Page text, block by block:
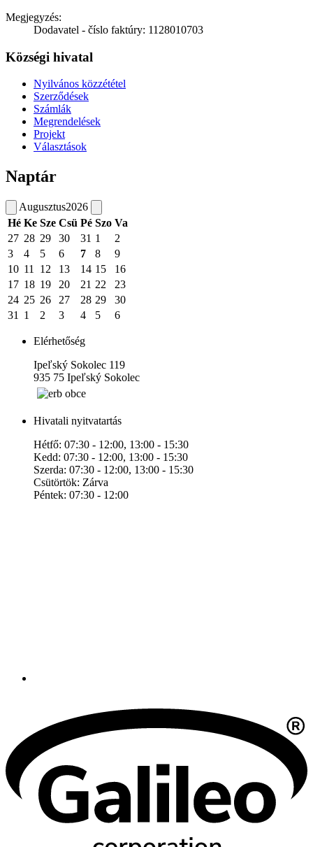
Megjegyzés:
Dodavatel - číslo faktúry: 1128010703
Községi hivatal
Nyilvános közzététel
Szerződések
Számlák
Megrendelések
Projekt
Választások
Naptár
Augusztus2026
Hé Ke Sze Csü Pé Szo Va
27 28 29 30 31 1
2
3
4 5 6 7 8
9
10 11 12 13 14 15
16
17 18 19 20 21 22
23
24 25 26 27 28 29
30
31
1 2 3 4 5 6
Elérhetőség
Ipeľský Sokolec 119
935 75 Ipeľský Sokolec
Hivatali nyitvatartás
Hétfő: 07:30 - 12:00, 13:00 - 15:30
Kedd: 07:30 - 12:00, 13:00 - 15:30
Szerda: 07:30 - 12:00, 13:00 - 15:30
Csütörtök: Zárva
Péntek: 07:30 - 12:00